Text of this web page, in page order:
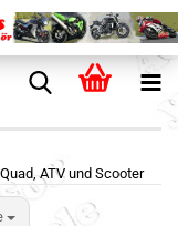
ATV und Scooter